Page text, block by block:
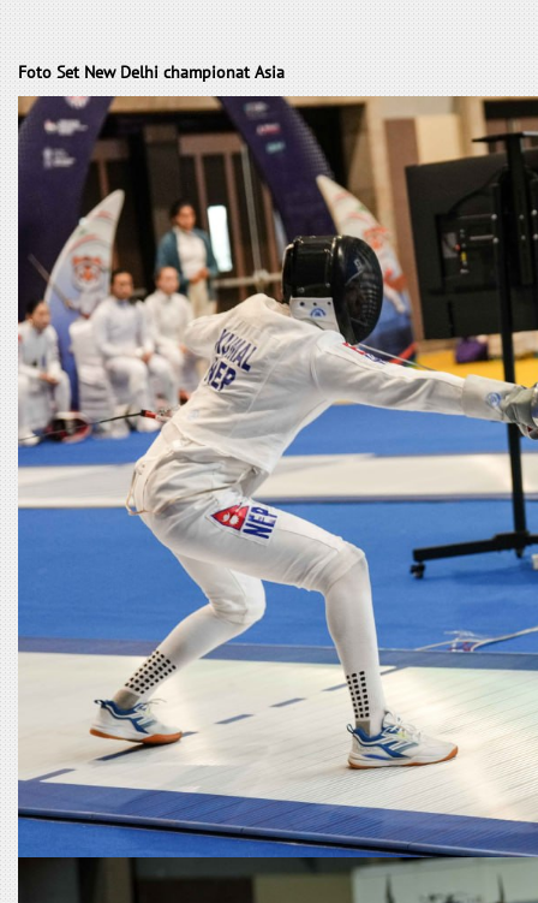
Foto Set New Delhi championat Asia